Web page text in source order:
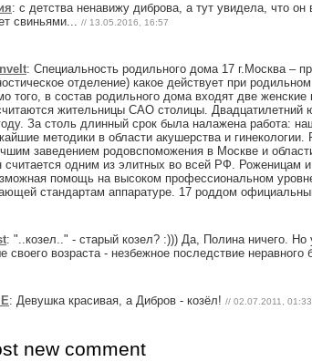
: с детства ненавижу диброва, а тут увидела, что
свиньями... // 13.05.2016, 16:57
: Специальность родильного дома 17 г.Москва –
отделение) какое действует при
того, в состав родильного дома входят две
жительницы САО столицы.
За столь длинный срок была налажена работа:
методики в области акушерства и
заведением родовспоможения в Москве и
считается одним из элитных во всей РФ. Роженицам
помощь на высоком профессиональном
стандартам аппаратуре. 17 роддом
: "..козел.." - старый козел? :))) Да, Полина ничего.
своего возраста - незбежное последствие неравного
: Девушка красивая, а Дибров - козёл! // 02.07.2011, 01:33
new comment